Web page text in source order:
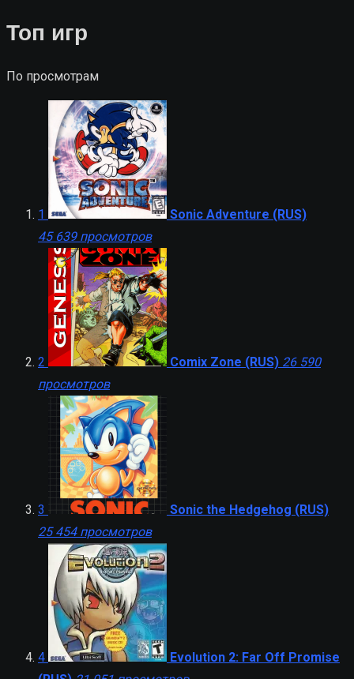
Топ игр
По просмотрам
1
Sonic Adventure (RUS)
45 639 просмотров
2 Comix Zone (RUS) 26 590
просмотров
3
Sonic the Hedgehog (RUS)
25 454 просмотров
4
Evolution 2: Far Off Promise